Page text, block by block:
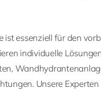
ist essenziell für den
individuelle
Unsere